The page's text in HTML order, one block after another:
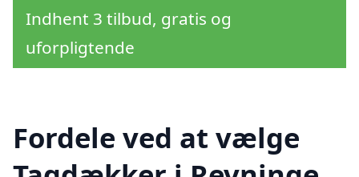
Indhent 3 tilbud, gratis og
uforpligtende
Fordele ved at vælge